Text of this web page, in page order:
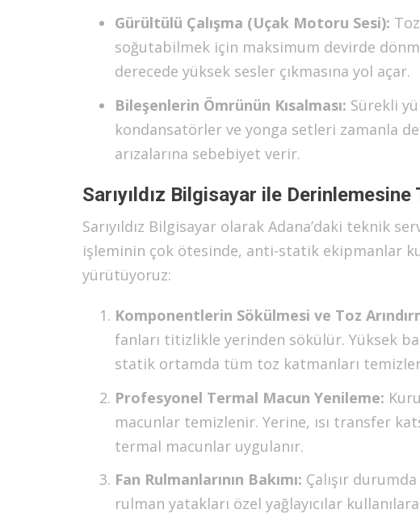
Gürültülü Çalışma (Uçak Motoru Sesi):
soğutabilmek için maksimum devirde
derecede yüksek sesler çıkmasına yol açar.
Bileşenlerin Ömrünün Kısalması: Sürekli
kondansatörler ve yonga setleri zamanla
arızalarına sebebiyet verir.
Sarıyıldız Bilgisayar ile Derinlemesine
Sarıyıldız Bilgisayar olarak Adana’daki teknik
işleminin çok ötesinde, anti-statik ekipmanlar
yürütüyoruz:
Komponentlerin Sökülmesi ve Toz
fanları titizlikle yerinden sökülür. Yüksek
statik ortamda tüm toz katmanları
Profesyonel Termal Macun Yenileme:
macunlar temizlenir. Yerine, ısı transfer
termal macunlar uygulanır.
Fan Rulmanlarının Bakımı: Çalışır
rulman yatakları özel yağlayıcılar